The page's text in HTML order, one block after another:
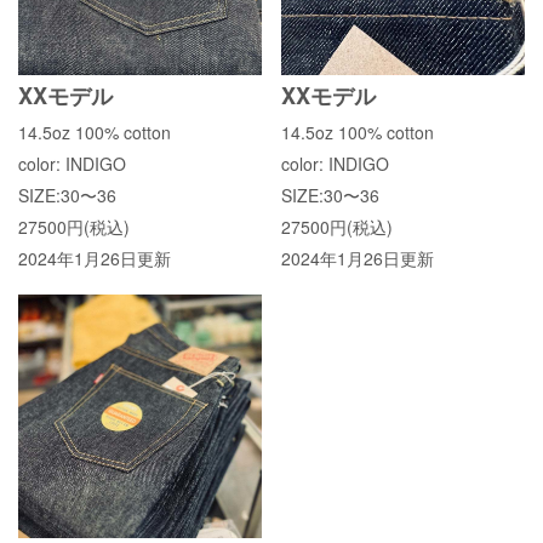
XXモデル
14.5oz 100% cotton
color: INDIGO
SIZE:30〜36
27500円(税込)
2024年1月26日更新
XXモデル
14.5oz 100% cotton
color: INDIGO
SIZE:30〜36
27500円(税込)
2024年1月26日更新